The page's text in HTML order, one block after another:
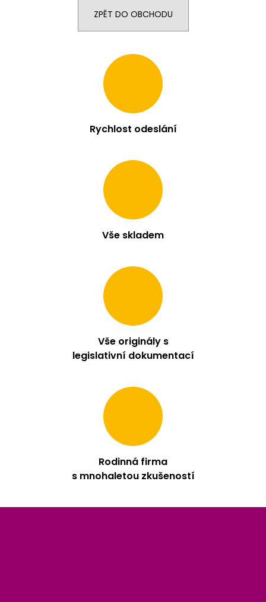
ZPĚT DO OBCHODU
Rychlost odeslání
Vše skladem
Vše originály s
legislativní dokumentací
Rodinná firma
s mnohaletou zkušeností